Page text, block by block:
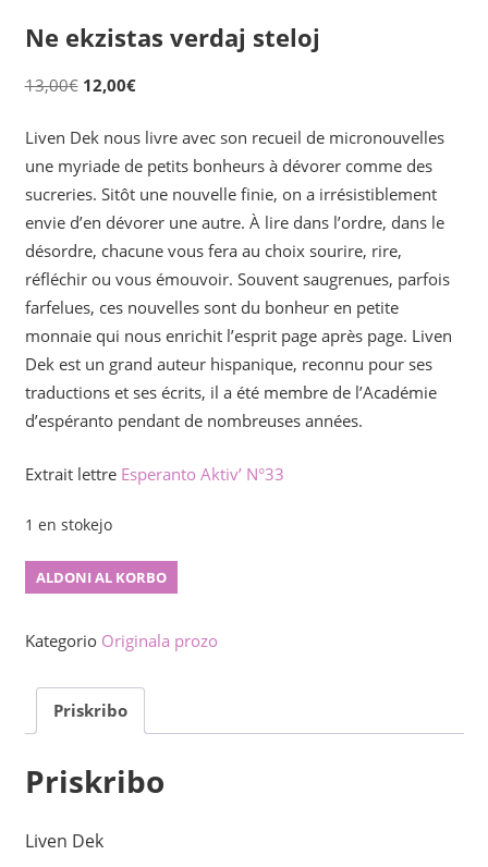
Ne ekzistas verdaj steloj
13,00€ Original
was:
13,00€.
12,00€Current
is:
12,00€.
Liven Dek nous livre avec son recueil de micronouvelles
une myriade de petits bonheurs à dévorer comme des
sucreries. Sitôt une nouvelle finie, on a irrésistiblement
envie d’en dévorer une autre. À lire dans l’ordre, dans le
désordre, chacune vous fera au choix sourire, rire,
réfléchir ou vous émouvoir. Souvent saugrenues, parfois
farfelues, ces nouvelles sont du bonheur en petite
monnaie qui nous enrichit l’esprit page après page. Liven
Dek est un grand auteur hispanique, reconnu pour ses
traductions et ses écrits, il a été membre de l’Académie
d’espéranto pendant de nombreuses années.
Extrait lettreEsperanto Aktiv’ N°33
1 en stokejo
Ne
verdaj
kvanto
ALDONI AL KORBO
Kategorio Originala prozo
Priskribo
Priskribo
Liven Dek